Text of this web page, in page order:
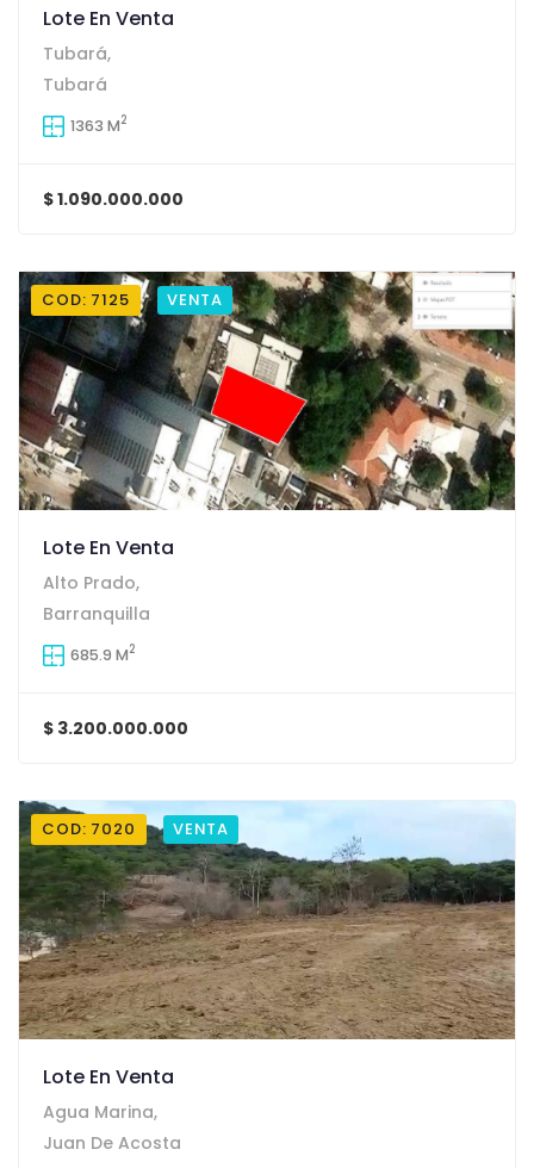
Lote En Venta
Tubará,
Tubará
1363 M2
$ 1.090.000.000
COD: 7125 VENTA
Lote En Venta
Alto Prado,
Barranquilla
685.9 M2
$ 3.200.000.000
COD: 7020 VENTA
Lote En Venta
Agua Marina,
Juan De Acosta